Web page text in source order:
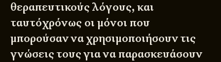
θεραπευτικούς λόγους, και
ταυτόχρόνως οι μόνοι που
μπορούσαν να χρησιμοποιήσουν τις
γνώσεις τους για να παρασκευάσουν